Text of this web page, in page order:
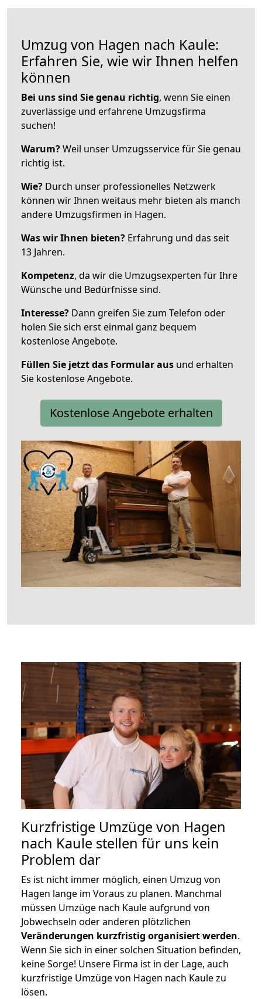
Umzug von Hagen nach Kaule:
Erfahren Sie, wie wir Ihnen helfen
können
Bei uns sind Sie genau richtig, wenn Sie einen
zuverlässige und erfahrene Umzugsfirma
suchen!
Warum?Weil unser Umzugsservice für Sie genau
richtig ist.
Wie? Durch unser professionelles Netzwerk
können wir Ihnen weitaus mehr bieten als manch
andere Umzugsfirmen in Hagen.
Was wir Ihnen bieten? Erfahrung und das seit
13 Jahren.
Kompetenz, da wir die Umzugsexperten für Ihre
Wünsche und Bedürfnisse sind.
Interesse? Dann greifen Sie zum Telefon oder
holen Sie sich erst einmal ganz bequem
kostenlose Angebote.
Füllen Sie jetzt das Formular aus und erhalten
Sie kostenlose Angebote.
Kostenlose Angebote erhalten
Kurzfristige Umzüge von Hagen
nach Kaule stellen für uns kein
Problem dar
Es ist nicht immer möglich, einen Umzug von
Hagen lange im Voraus zu planen. Manchmal
müssen Umzüge nach Kaule aufgrund von
Jobwechseln oder anderen plötzlichen
Veränderungen kurzfristig organisiert werden.
Wenn Sie sich in einer solchen Situation befinden,
keine Sorge! Unsere Firma ist in der Lage, auch
kurzfristige Umzüge von Hagen nach Kaule zu
lösen.